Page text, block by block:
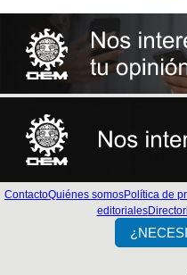
ContactoQuiénes somosPolítica de
editoriales